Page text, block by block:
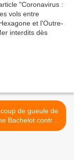
de gueule de
Bachelot contre
classement sur